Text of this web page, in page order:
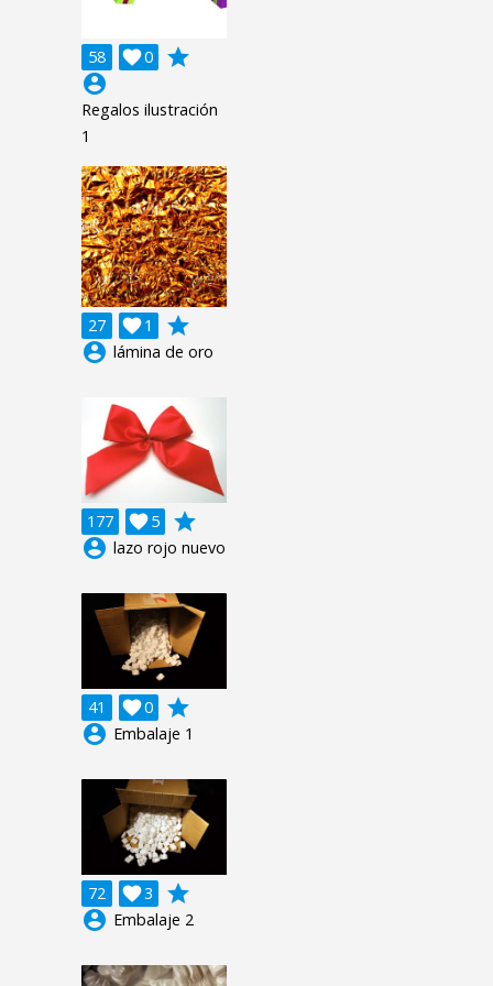
58 0

grade
account_circle
Regalos ilustración
1
27 1

grade
account_circle lámina de oro
177 5

grade
account_circle lazo rojo nuevo
41 0

grade
account_circle Embalaje 1
72 3

grade
account_circle Embalaje 2